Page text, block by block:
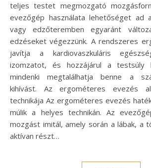
teljes testet megmozgató
evezőgép használata lehetőséget ad
vagy edzőteremben egyaránt
edzéseket végezzünk. A rendszeres
javítja a kardiovaszkuláris
izomzatot, és hozzájárul a testsúly
mindenki megtalálhatja benne a
kihívást. Az ergométeres evezés
technikája Az ergométeres evezés
múlik a helyes technikán. Az
mozgást imitál, amely során a lábak, a
aktívan részt…